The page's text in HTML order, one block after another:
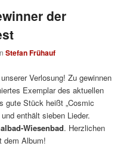
der
Stefan Frühauf
Verlosung! Zu gewinnen
Exemplar des aktuellen
gute Stück heißt „Cosmic
enthält sieben Lieder.
Wiesenbad. Herzlichen
dem Album!